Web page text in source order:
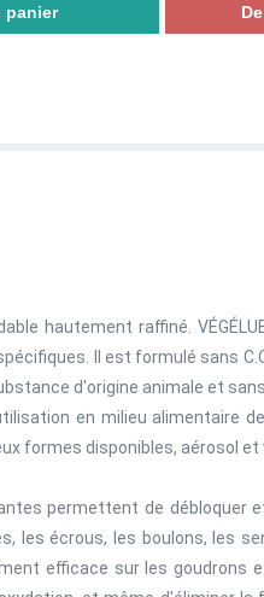
hautement raffiné.
Il est formulé sans
d'origine animale et
en milieu alimentaire
formes disponibles, aérosol
permettent de débloquer
écrous, les boulons, les
efficace sur les goudrons